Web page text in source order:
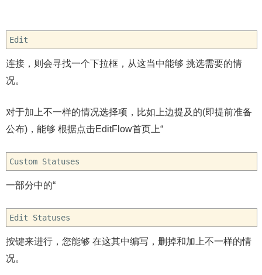
Edit
连接，则会寻找一个下拉框，从这当中能够 挑选需要的情
况。
对于加上不一样的情况选择项，比如上边提及的(即提前准备
公布)，能够 根据点击EditFlow首页上“
Custom Statuses
一部分中的“
Edit Statuses
按键来进行，您能够 在这其中编写，删掉和加上不一样的情
况。